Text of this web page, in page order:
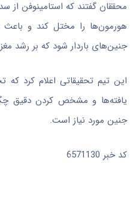
محققان گفتند که استامینوفن از
هورمون‌ها را مختل کند و باعث
جنین‌های باردار شود که بر رشد
این تیم تحقیقاتی اعلام کرد که
یافته‌ها و مشخص کردن دقیق
جنین مورد نیاز است.
کد خبر 6571130